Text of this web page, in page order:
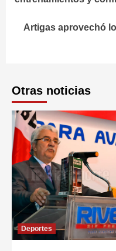
Artigas aprovechó
Otras noticias
Deportes